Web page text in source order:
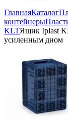
ГлавнаяКаталог
контейнеры
KLTЯщик Iplast
усиленным дном